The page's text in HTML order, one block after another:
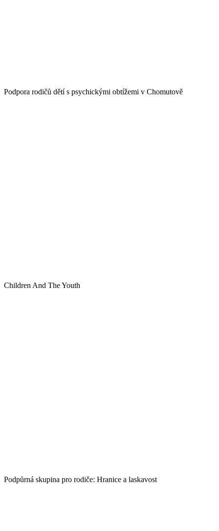
Podpora rodičů dětí s psychickými obtížemi v Chomutově
Children And The Youth
Podpůrná skupina pro rodiče: Hranice a laskavost